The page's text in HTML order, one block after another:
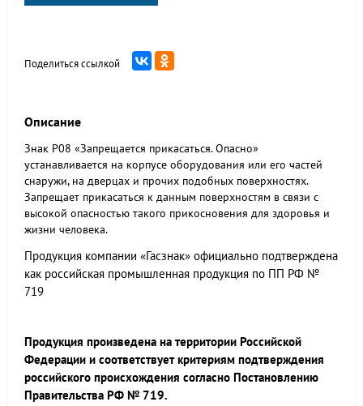
Поделиться ссылкой
Описание
Знак Р08 «Запрещается прикасаться. Опасно»
устанавливается на корпусе оборудования или его частей
снаружи, на дверцах и прочих подобных поверхностях.
Запрещает прикасаться к данным поверхностям в связи с
высокой опасностью такого прикосновения для здоровья и
жизни человека.
Продукция компании «Гасзнак» официально подтверждена
как российская промышленная продукция по ПП РФ №
719
Продукция произведена на территории Российской
Федерации и соответствует критериям подтверждения
российского происхождения согласно Постановлению
Правительства РФ № 719.